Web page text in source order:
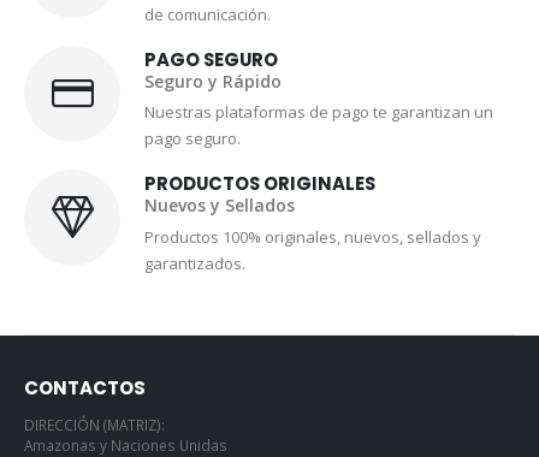
de comunicación.
PAGO SEGURO
Seguro y Rápido
Nuestras plataformas de pago te garantizan un
pago seguro.
PRODUCTOS ORIGINALES
Nuevos y Sellados
Productos 100% originales, nuevos, sellados y
garantizados.
CONTACTOS
DIRECCIÓN (MATRIZ):
Amazonas y Naciones Unidas